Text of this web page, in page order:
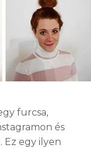
furcsa,
és
Ez egy ilyen